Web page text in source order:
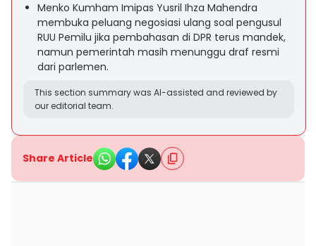
Menko Kumham Imipas Yusril Ihza Mahendra
membuka peluang negosiasi ulang soal pengusul
RUU Pemilu jika pembahasan di DPR terus mandek,
namun pemerintah masih menunggu draf resmi
dari parlemen.
This section summary was AI-assisted and reviewed by
our editorial team.
Share Article